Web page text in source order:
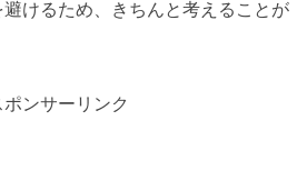
けるため、きちんと考えることが
ポンサーリンク